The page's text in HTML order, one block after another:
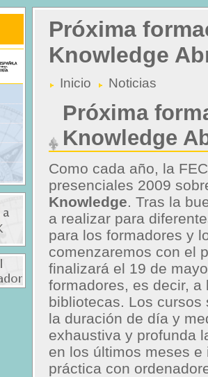
Próxima
Knowledge
Inicio Noticias
Próxima
Knowledge
Como cada año, la
presenciales 2009
Knowledge. Tras la
a realizar para
para los formadores y
comenzaremos con el
finalizará el 19 de
formadores, es decir,
bibliotecas. Los
la duración de día y
exhaustiva y profunda
en los últimos meses
práctica con